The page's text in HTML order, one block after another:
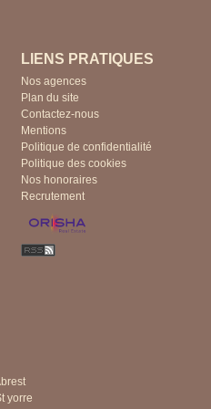
SANITAIRES
ARTISANS AYANT
OU POUR SOCIETE
TOTAL DE 300
VISITER ET FAIRE
LIENS PRATIQUES
Nos agences
Plan du site
Contactez-nous
Mentions
Politique de confidentialité
Politique des cookies
Nos honoraires
Recrutement
yorre